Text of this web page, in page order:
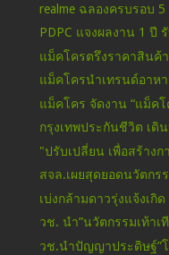
realme ฉลองครบรอบ
PDPC แจงผลงาน 1 ปี
แม็คโครตรึงราคาสินค้
แม็คโครนำเทรนด์อาห
แม็คโคร จัดงาน “แม็ค
กรุงเทพประกันชีวิต เดิ
"ปรับเปลี่ยน เพื่อสร้าง
สจล.เผยสุดยอดนวัตกร
เบ่งกล้ามดาวรุ่งแจ้งเกิ
วช. นำ”นวัตกรรมเท้าเ
วช.นำปัญญาประดิษฐ์”